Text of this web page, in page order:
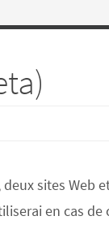
sites Web
en cas de